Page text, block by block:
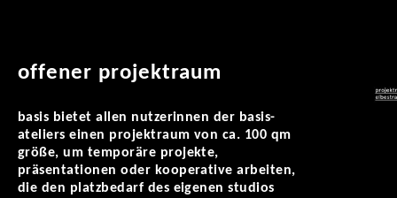
offener projektraum
basis bietet allen nutzerinnen der basis-
ateliers einen projektraum von ca. 100 qm
größe, um temporäre projekte,
präsentationen oder kooperative arbeiten,
die den platzbedarf des eigenen studios